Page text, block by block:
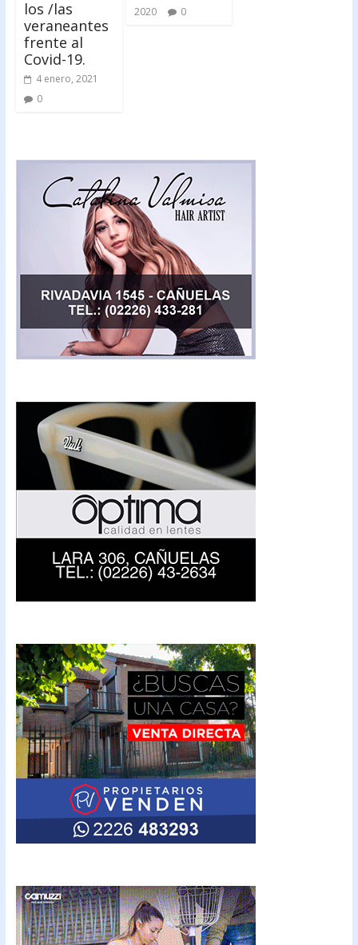
los /las
veraneantes
frente al
Covid-19.
4 enero, 2021
0
2020 0